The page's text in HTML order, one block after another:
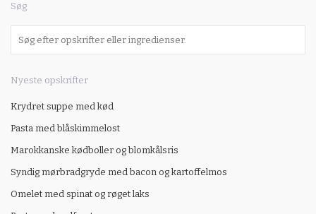
Søg
Nyeste opskrifter
Krydret suppe med kød
Pasta med blåskimmelost
Marokkanske kødboller og blomkålsris
Syndig mørbradgryde med bacon og kartoffelmos
Omelet med spinat og røget laks